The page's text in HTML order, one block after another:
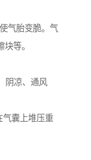
气胎变脆。气
等。
阴凉、通风
气囊上堆压重